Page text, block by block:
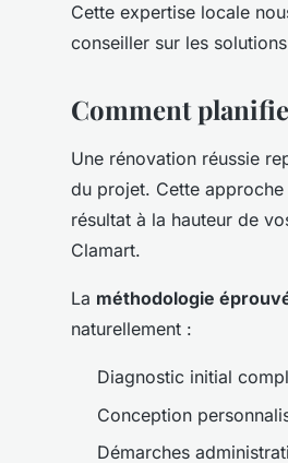
Cette expertise locale
conseiller sur les
Comment
Une rénovation réussie
du projet. Cette
résultat à la hauteur de
Clamart.
La méthodologie
naturellement :
Diagnostic initial
Conception
Démarches